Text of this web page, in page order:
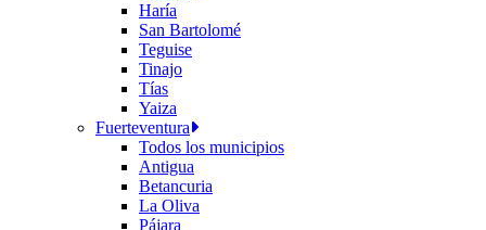
Haría
San Bartolomé
Teguise
Tinajo
Tías
Yaiza
Fuerteventura
Todos los municipios
Antigua
Betancuria
La Oliva
Pájara